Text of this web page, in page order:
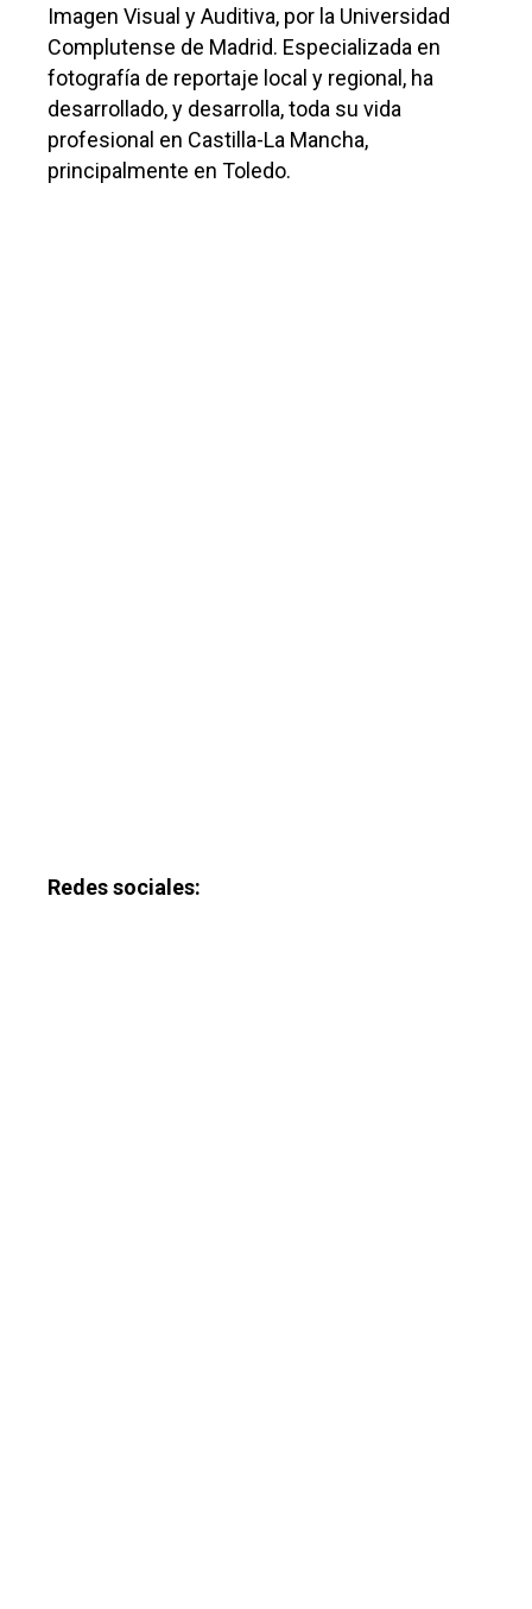
Imagen Visual y Auditiva, por la Universidad
Complutense de Madrid. Especializada en
fotografía de reportaje local y regional, ha
desarrollado, y desarrolla, toda su vida
profesional en Castilla-La Mancha,
principalmente en Toledo.
Redes sociales: